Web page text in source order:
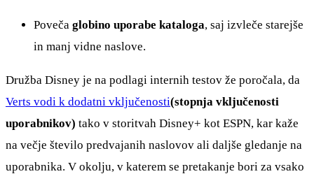
Poveča globino uporabe kataloga, saj izvleče starejše
in manj vidne naslove.
Družba Disney je na podlagi internih testov že poročala, da
Verts vodi k dodatni vključenosti(stopnja vključenosti
uporabnikov) tako v storitvah Disney+ kot ESPN, kar kaže
na večje število predvajanih naslovov ali daljše gledanje na
uporabnika. V okolju, v katerem se pretakanje bori za vsako